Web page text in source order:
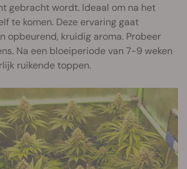
gebracht wordt. Ideaal om na het
te komen. Deze ervaring gaat
opbeurend, kruidig aroma. Probeer
Na een bloeiperiode van 7-9 weken
ruikende toppen.